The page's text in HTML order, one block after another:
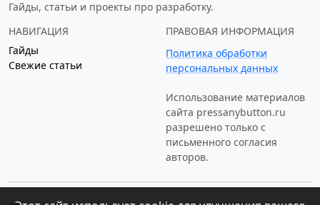
Гайды, статьи и проекты про разработку.
НАВИГАЦИЯ
Гайды
Свежие статьи
ПРАВОВАЯ ИНФОРМАЦИЯ
Политика обработки
персональных данных
Использование материалов
сайта pressanybutton.ru
разрешено только c
письменного согласия
авторов.